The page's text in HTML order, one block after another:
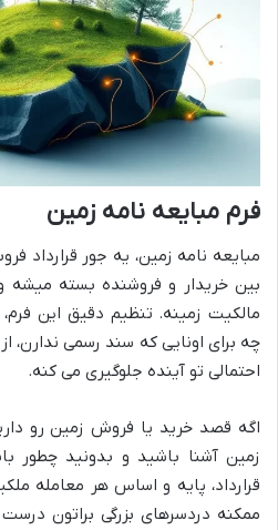
فرم مبایعه نامه زمین
مبایعه نامه زمین، یه جور قرارداد
بین خریدار و فروشنده بسته میشه
مالکیت زمینه. تنظیم دقیق این
چه برای اونایی که سند رسمی ندارن،
احتمالی تو آینده جلوگیری می کنه.
اگه قصد خرید یا فروش زمین رو
زمین آشنا باشید و بدونید چطور
قرارداد، پایه و اساس هر معامله
ممکنه دردسرهای بزرگی براتون